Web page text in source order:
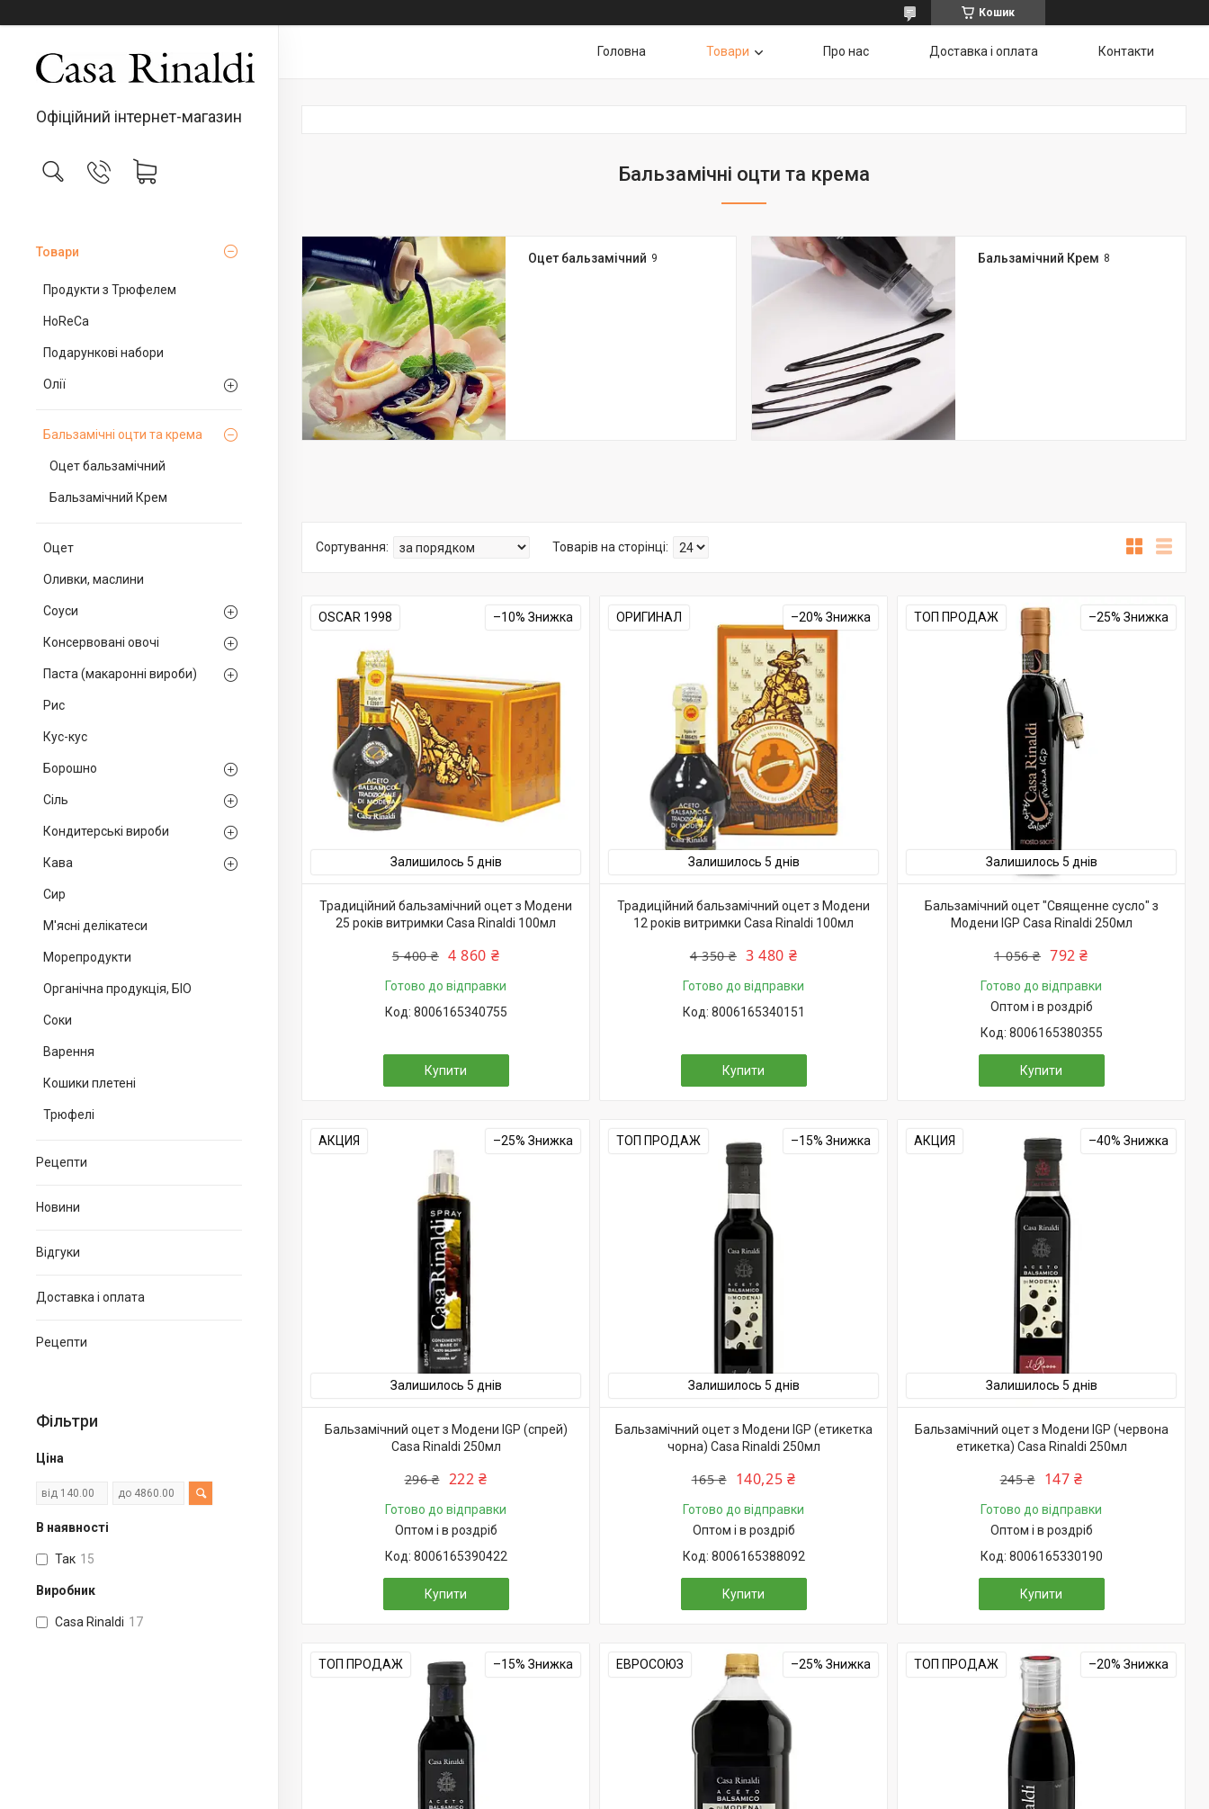
Кошик
Офіційний інтернет-магазин
Товари
Продукти з Трюфелем
HoReCa
Подарункові набори
Олії
Бальзамічні оцти та крема
Оцет бальзамічний
Бальзамічний Крем
Оцет
Оливки, маслини
Соуси
Консервовані овочі
Паста (макаронні вироби)
Рис
Кус-кус
Борошно
Сіль
Кондитерські вироби
Кава
Сир
М'ясні делікатеси
Морепродукти
Органічна продукція, БІО
Соки
Варення
Кошики плетені
Трюфелі
Рецепти
Новини
Відгуки
Доставка і оплата
Рецепти
Фільтри
Ціна
В наявності
Так 15
Виробник
Casa Rinaldi 17
Головна Товари Про нас Доставка і оплата Контакти
Бальзамічні оцти та крема
Оцет бальзамічний 9 Бальзамічний Крем 8
OSCAR 1998 –10%
Залишилось 5 днів
Традиційний бальзамічний оцет з Модени
25 років витримки Casa Rinaldi 100мл
5 400 ₴ 4 860 ₴
Готово до відправки
8006165340755
Купити
ОРИГИНАЛ –20%
Залишилось 5 днів
Традиційний бальзамічний оцет з Модени
12 років витримки Casa Rinaldi 100мл
4 350 ₴ 3 480 ₴
Готово до відправки
8006165340151
Купити
ТОП ПРОДАЖ –25%
Залишилось 5 днів
Бальзамічний оцет "Священне сусло" з
Модени IGP Casa Rinaldi 250мл
1 056 ₴ 792 ₴
Готово до відправки
Оптом і в роздріб
8006165380355
Купити
АКЦИЯ –25%
Залишилось 5 днів
Бальзамічний оцет з Модени IGP (спрей)
Casa Rinaldi 250мл
296 ₴ 222 ₴
Готово до відправки
Оптом і в роздріб
8006165390422
Купити
ТОП ПРОДАЖ –15%
Залишилось 5 днів
Бальзамічний оцет з Модени IGP (етикетка
чорна) Casa Rinaldi 250мл
165 ₴ 140,25 ₴
Готово до відправки
Оптом і в роздріб
8006165388092
Купити
АКЦИЯ –40%
Залишилось 5 днів
Бальзамічний оцет з Модени IGP (червона
етикетка) Casa Rinaldi 250мл
245 ₴ 147 ₴
Готово до відправки
Оптом і в роздріб
8006165330190
Купити
ТОП ПРОДАЖ –15% ЕВРОСОЮЗ –25% ТОП ПРОДАЖ –20%